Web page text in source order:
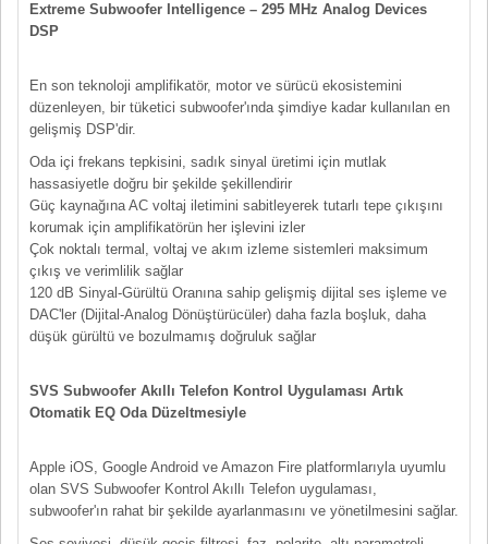
Extreme Subwoofer Intelligence – 295 MHz Analog Devices
DSP
En son teknoloji amplifikatör, motor ve sürücü ekosistemini
düzenleyen, bir tüketici subwoofer'ında şimdiye kadar kullanılan en
gelişmiş DSP'dir.
Oda içi frekans tepkisini, sadık sinyal üretimi için mutlak
hassasiyetle doğru bir şekilde şekillendirir
Güç kaynağına AC voltaj iletimini sabitleyerek tutarlı tepe çıkışını
korumak için amplifikatörün her işlevini izler
Çok noktalı termal, voltaj ve akım izleme sistemleri maksimum
çıkış ve verimlilik sağlar
120 dB Sinyal-Gürültü Oranına sahip gelişmiş dijital ses işleme ve
DAC'ler (Dijital-Analog Dönüştürücüler) daha fazla boşluk, daha
düşük gürültü ve bozulmamış doğruluk sağlar
SVS Subwoofer Akıllı Telefon Kontrol Uygulaması Artık
Otomatik EQ Oda Düzeltmesiyle
Apple iOS, Google Android ve Amazon Fire platformlarıyla uyumlu
olan SVS Subwoofer Kontrol Akıllı Telefon uygulaması,
subwoofer'ın rahat bir şekilde ayarlanmasını ve yönetilmesini sağlar.